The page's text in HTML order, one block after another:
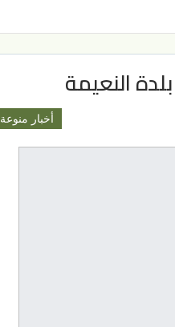
النعيمة
أخبار منوعة